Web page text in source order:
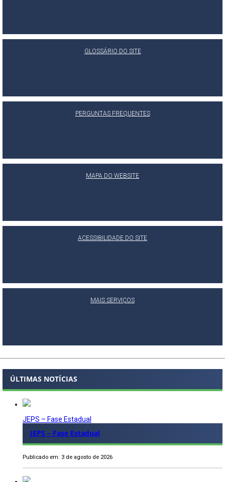
GLOSSÁRIO DO SITE
PERGUNTAS FREQUENTES
MAPA DO WEBSITE
ACESSIBILIDADE DO SITE
MAIS SERVIÇOS
ÚLTIMAS NOTÍCIAS
JEPS – Fase Estadual
JEPS – Fase Estadual
Publicado em: 3 de agosto de 2026